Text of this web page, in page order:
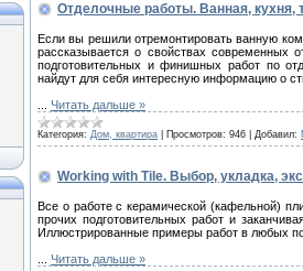
Отделочные работы. Ванная, кухня,
Если вы решили отремонтировать ванную
рассказывается о свойствах современных
подготовительных и финишных работ по
найдут для себя интересную информацию о
Читать дальше »
Категория: Дом, квартира Просмотров: 946 Добавил:
Working with Tile. Выбор, укладка,
Все о работе с керамической (кафельной)
прочих подготовительных работ и
Иллюстрированные примеры работ в любых
Читать дальше »